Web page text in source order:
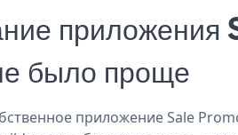
было проще
приложение Sale